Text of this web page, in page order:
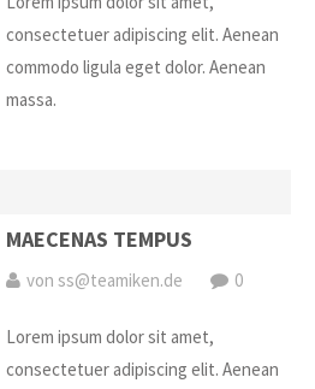
consectetuer adipiscing elit. Aenean
commodo ligula eget dolor. Aenean
massa.
MAECENAS TEMPUS
von ss@teamiken.de 0
Lorem ipsum dolor sit amet,
consectetuer adipiscing elit. Aenean